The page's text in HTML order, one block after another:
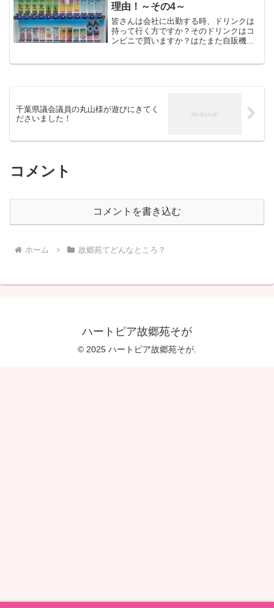
理由！～その4～
皆さんは会社に出勤する時、ドリンクは
持って行く方ですか？そのドリンクはコ
ンビニで買いますか？はたまた自販機で
千葉県議会議員の丸山様が遊びにきてく
ださいました！
コメント
コメントを書き込む
ホーム 故郷苑てどんなところ？
ハートピア故郷苑そが
© 2025 ハートピア故郷苑そが.